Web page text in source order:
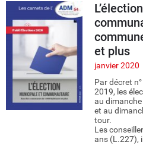
et plus
janvier 2020
Par décret
2019, les
au
et au
tour.
Les
ans (L.227),